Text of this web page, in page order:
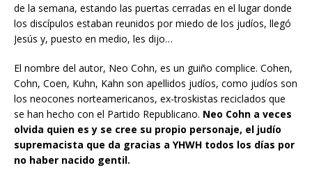
de la semana, estando las puertas cerradas en el lugar donde
los discípulos estaban reunidos por miedo de los judíos, llegó
Jesús y, puesto en medio, les dijo…
El nombre del autor, Neo Cohn, es un guiño complice. Cohen,
Cohn, Coen, Kuhn, Kahn son apellidos judíos, como judíos son
los neocones norteamericanos, ex-troskistas reciclados que
se han hecho con el Partido Republicano. Neo Cohn a veces
olvida quien es y se cree su propio personaje, el judío
supremacista que da gracias a YHWH todos los días por
no haber nacido gentil.